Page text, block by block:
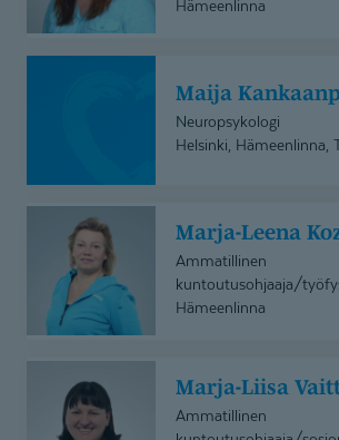
Hämeenlinna
Maija
Neuropsykologi
Helsinki, Hämeenlinna,
Leena
Kozelj
Marja-Leena
Ammatillinen
kuntoutusohjaaja/
Hämeenlinna
Vaittinen
Marja-Liisa
Ammatillinen